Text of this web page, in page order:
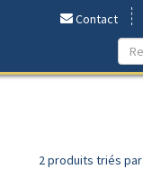
Contact
2 produits triés par